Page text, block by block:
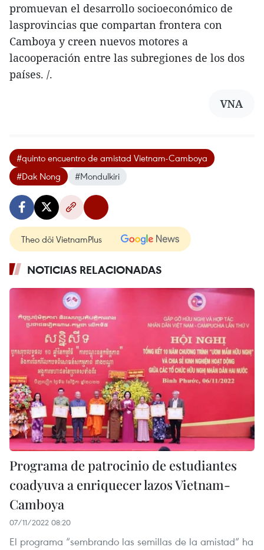
promuevan el desarrollo socioeconómico de
lasprovincias que compartan frontera con
Camboya y creen nuevos motores a
lacooperación entre las subregiones de los dos
países. /.
VNA
#quinto encuentro de amistad Vietnam-Camboya
#Dak Nong
#Mondulkiri
Theo dõi VietnamPlus
NOTICIAS RELACIONADAS
Programa de patrocinio de estudiantes
coadyuva a enriquecer lazos Vietnam-
Camboya​
07/11/2022 08:20
El programa “sembrando las semillas de la amistad” ha